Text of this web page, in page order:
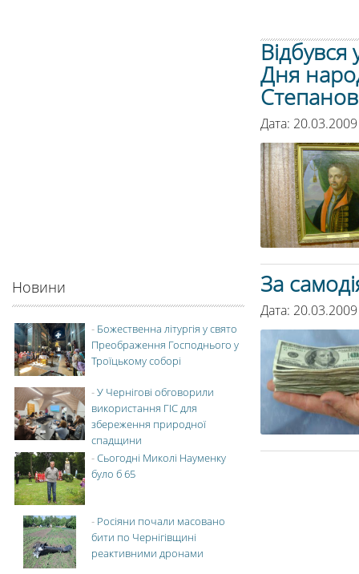
Відбувся
Дня
Дата:
За
Дата:
Новини
- Божественна літургія у свято
Преображення Господнього у
Троїцькому соборі
-У Чернігові обговорили
використання ГІС для
збереження природної
спадщини
-Сьогодні Миколі Науменку
було б 65
- Росіяни почали масовано
бити по Чернігівщині
реактивними дронами